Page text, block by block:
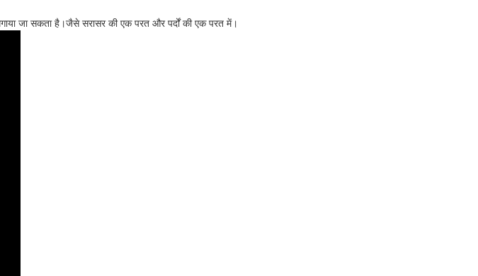
जा सकता है।जैसे सरासर की एक परत और पर्दों की एक परत में।